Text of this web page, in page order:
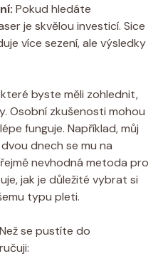
Pokud hledáte
je skvělou investicí. Sice
více sezení, ale výsledky
byste měli zohlednit,
Osobní zkušenosti mohou
funguje. Například, můj
dnech se mu na
nevhodná metoda pro
jak je důležité vybrat si
typu pleti.
se pustíte do